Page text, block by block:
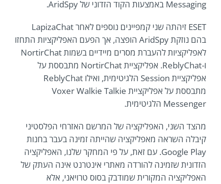
Messaging באמצעות הקוד הזדוני של AridSpy.
ESET זיהתה שני קמפיינים נוספים לאחר LapizaChat
בהם נוזקת AridSpy הופצה, אך הפעם האפליקציות התחזו
לאפליקציות להעברת מסרים מיידיים בשמות NortirChat
ו-ReblyChat. אפליקציית NortirChat מתבססת על
אפליקציית Session הלגיטימית, ואילו ReblyChat
מתבססת על אפליקציית Voxer Walkie Talkie
Messenger הלגיטימית.
מהצד השני, האפליקציה של המרשם האזרחי הפלסטיני
קיבלה השראה מאפליקציה שהייתה זמינה בעבר בחנות
Google Play. עם זאת, על פי המחקר שלנו, האפליקציה
הזדונית שזמינה להורדה מאתרי אינטרנט אינה העתק של
האפליקציה המקורית שמודבק בסוס טרויאני, אלא